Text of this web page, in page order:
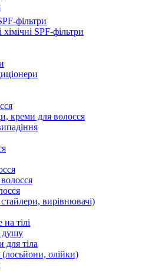
фільтри
хімічні SPF-фільтри
креми для волосся
вирівнювачі)
тілі
душу
для тіла
олійки)